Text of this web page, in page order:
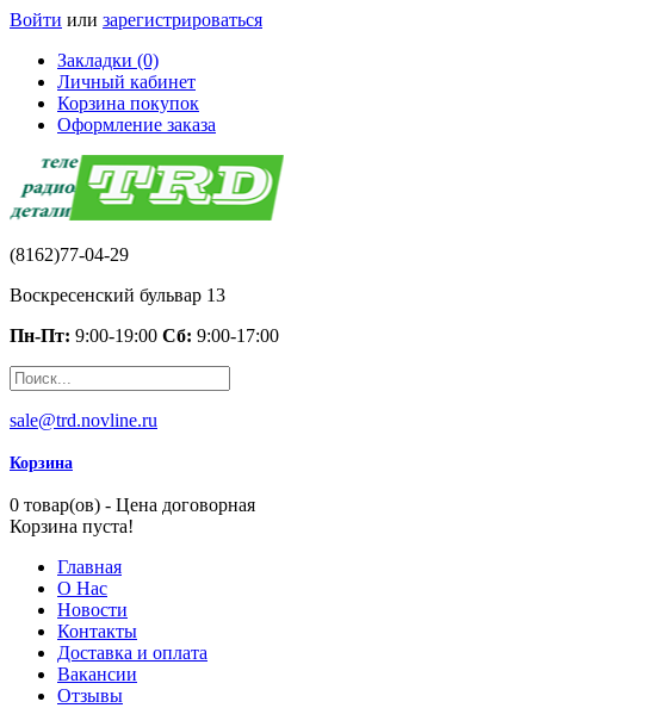
Войти или зарегистрироваться
Закладки (0)
Личный кабинет
Корзина покупок
Оформление заказа
(8162)77-04-29
Воскресенский бульвар 13
Пн-Пт: 9:00-19:00 Сб: 9:00-17:00
sale@trd.novline.ru
Корзина
0 товар(ов) - Цена договорная
Корзина пуста!
Главная
О Нас
Новости
Контакты
Доставка и оплата
Вакансии
Отзывы